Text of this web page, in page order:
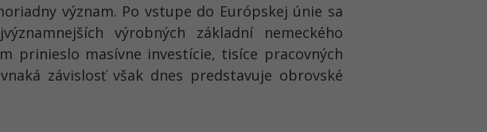
význam. Po vstupe do Európskej únie sa
výrobných základní nemeckého
prinieslo masívne investície, tisíce pracovných
závislosť však dnes predstavuje obrovské